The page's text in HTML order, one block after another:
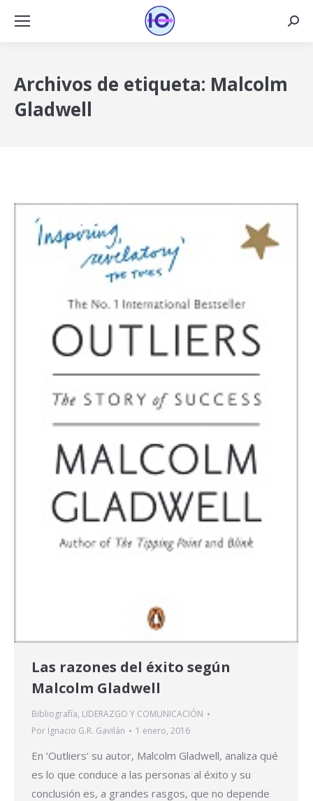
Archivos de etiqueta: Malcolm
Gladwell
Las razones del éxito según
Malcolm Gladwell
Bibliografía, LIDERAZGO Y COMUNICACIÓN
Por Ignacio G.R. Gavilán 1 enero, 2016
En ‘Outliers‘ su autor, Malcolm Gladwell, analiza qué
es lo que conduce a las personas al éxito y su
conclusión es, a grandes rasgos, que no depende